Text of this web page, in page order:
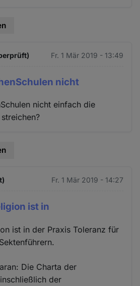
Fr. 1 Mär 2019 - 13:49
nicht
nicht einfach die
Fr. 1 Mär 2019 - 14:27
ist in
ist in der Praxis Toleranz für
Die Charta der
der